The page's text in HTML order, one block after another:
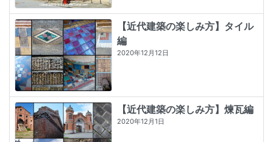
【近代建築の楽しみ方】タイル
編
2020年12月12日
【近代建築の楽しみ方】煉瓦編
2020年12月1日